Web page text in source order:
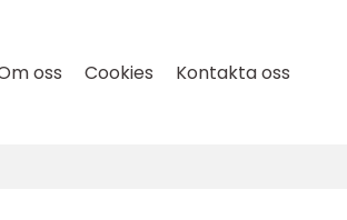
oss Cookies Kontakta oss